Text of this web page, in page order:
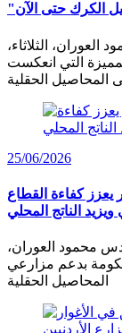
العوران، الثلاثاء،
التي انعكست
المحاصيل الحقلية
25/06/2026
كفاءة القطاع
ويزيد الناتج المحلي
محمود العوران،
بدعم مزارعي
المحاصيل الحقلية